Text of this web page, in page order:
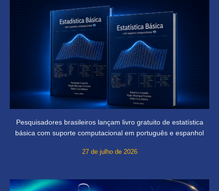
Pesquisadores brasileiros lançam livro gratuito de estatística
básica com suporte computacional em português e espanhol
27 de julho de 2026